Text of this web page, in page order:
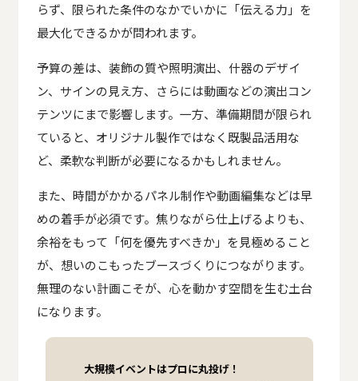
らず、限られた条件のなかでいかに「伝える力」を
最大化できるかが問われます。
予算の差は、装飾の質や照明演出、什器のデザイ
ン、サインの見え方、さらには動画などの演出コン
テンツにまで影響します。一方、準備期間が限られ
ていると、オリジナル製作ではなく既製品活用な
ど、柔軟な判断が必要になるかもしれません。
また、時間がかかるパネル制作や動画編集などは早
めの着手が必須です。焦りながら仕上げるよりも、
余裕をもって「何を優先すべきか」を見極めること
が、想いのこもったブースづくりにつながります。
無理のない計画こそが、心を動かす空間を生む土台
になります。
大規模イベントはプロに丸投げ！